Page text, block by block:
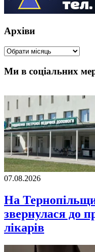
Архіви
Архіви
Ми в соціальних
07.08.2026
На
звернулася до
лікарів